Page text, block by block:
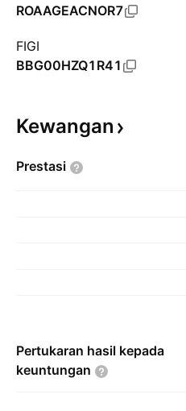
ROAAGEACNOR7
FIGI
BBG00HZQ1R41
Kewangan
Prestasi
Pertukaran hasil kepada
keuntungan